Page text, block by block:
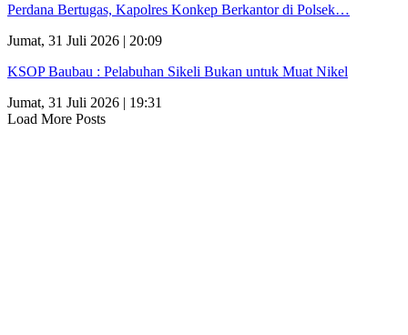
Perdana Bertugas, Kapolres Konkep Berkantor di Polsek…
Jumat, 31 Juli 2026 | 20:09
KSOP Baubau : Pelabuhan Sikeli Bukan untuk Muat Nikel
Jumat, 31 Juli 2026 | 19:31
Load More Posts